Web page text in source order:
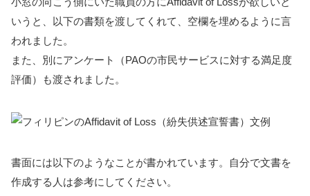
いうと、以下の書類を渡してくれて、空欄を埋めるように言
われました。
また、別にアンケート（PAOの市民サービスに対する満足度
評価）も渡されました。
書面には以下のようなことが書かれています。自分で文書を
作成する人は参考にしてください。